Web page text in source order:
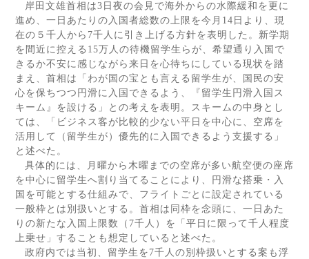
岸田文雄首相は3 日夜の会見で海外からの水際緩和を更に
進め、一日あたりの入国者総数の上限を今月 14 日より、現
在の５千人から 7千人に引き上げる方針を表明した。新学期
を間近に控える 15万人の待機留学生らが、希望通り入国で
きるか不安に感じながら来日を心待ちにしている現状を踏
まえ、首相は「わが国の宝とも言える留学生が、国民の安
心を保ちつつ円滑に入国できるよう、『留学生円滑入国ス
キーム』を設ける」との考えを表明。スキームの中身とし
ては、「ビジネス客が比較的少ない平日を中心に、空席を
活用して（留学生が）優先的に入国できるよう支援する」
と述べた。
具体的には、月曜から木曜までの空席が多い航空便の座席
を中心に留学生へ割り当てることにより、円滑な搭乗・入
国を可能とする仕組みで、フライトごとに設定されている
一般枠とは別扱いとする。首相は同枠を念頭に、一日あた
りの新たな入国上限数（ 7千人）を「平日に限って千人程度
上乗せ」することも想定していると述べた。
政府内では当初、留学生を 7千人の別枠扱いとする案も浮